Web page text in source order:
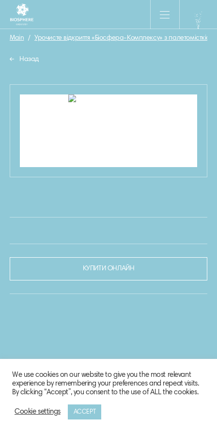
Main / Урочисте відкриття «Біосфера-Комплексу» з
Назад
КУПИТИ ОНЛАЙН
© 2020-2021 Biosphere Corporation.
We use cookies on our website to give you the most relevant
experience by remembering your preferences and repeat visits.
By clicking “Accept”, you consent to the use of ALL the cookies.
Cookie settings ACCEPT